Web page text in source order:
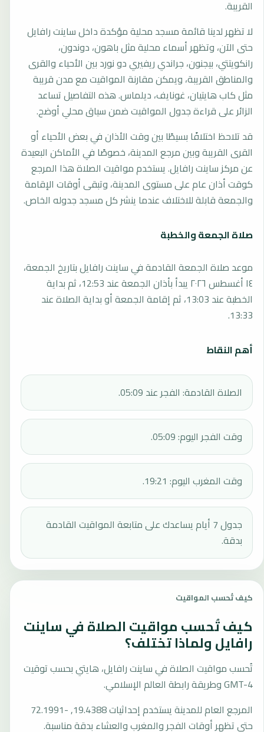
القريبة.
لا تظهر لدينا قائمة مسجد محلية مؤكدة داخل ساينت رافايل
حتى الآن، وتظهر أسماء محلية مثل باهون، دوندون،
رانكويتتي، بيجنون، جراندي ريفيري دو نورد بين الأحياء والقرى
والمناطق القريبة، ويمكن مقارنة المواقيت مع مدن قريبة
مثل كاب هايتيان، غونايف، ديلماس. هذه التفاصيل تساعد
الزائر على قراءة جدول المواقيت ضمن سياق محلي أوضح.
قد تلاحظ اختلافًا بسيطًا بين وقت الأذان في بعض الأحياء أو
القرى القريبة وبين مرجع المدينة، خصوصًا في الأماكن البعيدة
عن مركز ساينت رافايل. يستخدم مواقيت الصلاة هذا المرجع
كوقت أذان عام على مستوى المدينة، وتبقى أوقات الإقامة
والجمعة قابلة للاختلاف عندما ينشر كل مسجد جدوله الخاص.
صلاة الجمعة والخطبة
موعد صلاة الجمعة القادمة في ساينت رافايل بتاريخ الجمعة،
١٤ أغسطس ٢٠٢٦ يبدأ بأذان الجمعة عند 12:53، ثم بداية
الخطبة عند 13:03، ثم إقامة الجمعة أو بداية الصلاة عند
13:33.
أهم النقاط
الصلاة القادمة: الفجر عند 05:09.
وقت الفجر اليوم: 05:09.
وقت المغرب اليوم: 19:21.
جدول 7 أيام يساعدك على متابعة المواقيت القادمة
بدقة.
كيف تُحسب المواقيت
كيف تُحسب مواقيت الصلاة في ساينت
رافايل ولماذا تختلف؟
تُحسب مواقيت الصلاة في ساينت رافايل، هايتي بحسب توقيت
GMT-4 وطريقة رابطة العالم الإسلامي.
المرجع العام للمدينة يستخدم إحداثيات 19.4388, -72.1991
حتى تظهر أوقات الفجر والمغرب والعشاء بدقة مناسبة.